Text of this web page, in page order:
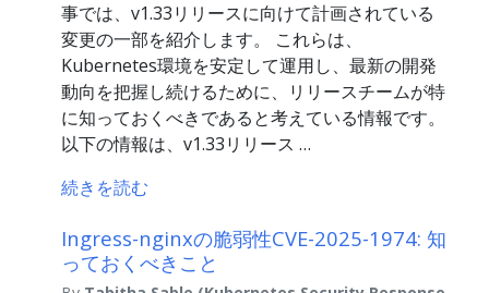
事では、v1.33リリースに向けて計画されている
変更の一部を紹介します。 これらは、
Kubernetes環境を安定して運用し、最新の開発
動向を把握し続けるために、リリースチームが特
に知っておくべきであると考えている情報です。
以下の情報は、v1.33リリース …
続きを読む
Ingress-nginxの脆弱性CVE-2025-1974: 知
っておくべきこと